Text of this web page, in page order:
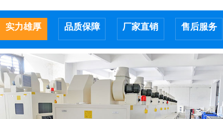
实力雄厚 品质保障 厂家直销 售后服务